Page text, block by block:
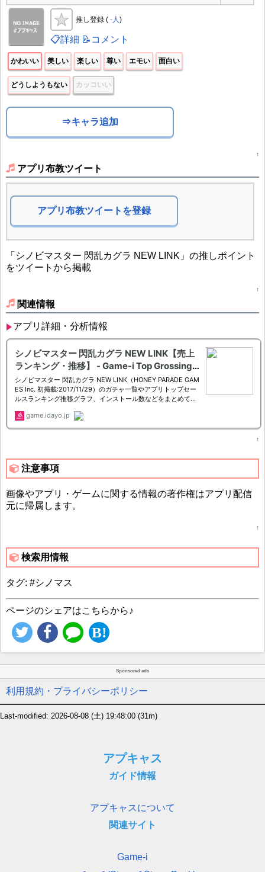
推し登録 ( -人)
📋詳細 📝コメント
かわいい 美しい 楽しい 尊い エモい 面白い
どうしようもない カッコいい
⇒キャラ追加
↑
アプリ布教ツイート
アプリ布教ツイートを登録
「シノビマスター 閃乱カグラ NEW LINK」の推しポイント
をツイートから掲載
↑
関連情報
アプリ詳細・分析情報
↑
注意事項
画像やアプリ・ゲームに関する情報の著作権はアプリ配信
元に帰属します。
↑
検索用情報
タグ: #シノマス
ページのシェアはこちらから♪
Sponsored ads
利用規約・プライバシーポリシー
Last-modified: 2026-08-08 (土) 19:48:00 (31m)
アプキャス
ガイド情報
アプキャスについて
関連サイト
Game-i